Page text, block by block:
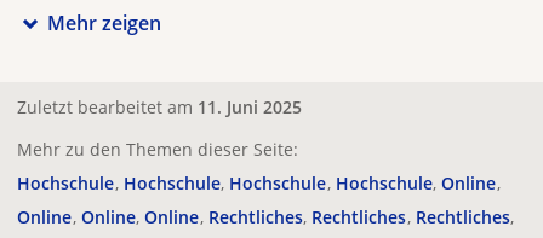
Mehr zeigen
Zuletzt bearbeitet am 11. Juni 2025
Mehr zu den Themen dieser Seite:
Hochschule Hochschule Hochschule Hochschule Online
Online Online Online Rechtliches Rechtliches Rechtliches